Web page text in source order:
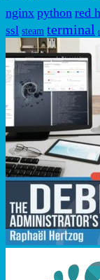
nginx python red
ssl steam terminal